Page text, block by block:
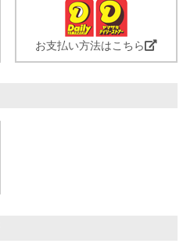
お支払い方法はこちら